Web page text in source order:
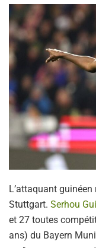
L’attaquant
Stuttgart. Serhou
et 27 toutes
ans) du Bayern